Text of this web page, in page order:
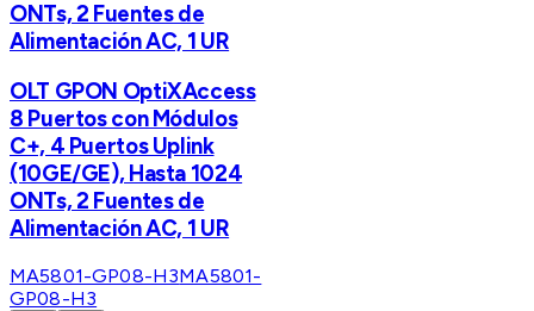
ONTs, 2 Fuentes de
Alimentación AC, 1 UR
OLT GPON OptiXAccess
8 Puertos con Módulos
C+, 4 Puertos Uplink
(10GE/GE), Hasta 1024
ONTs, 2 Fuentes de
Alimentación AC, 1 UR
MA5801-GP08-H3MA5801-
GP08-H3